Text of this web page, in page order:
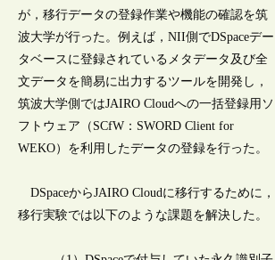
が，移行データの登録作業や機能の確認を筑
波大学が行った。例えば，NII側でDSpaceデー
タベースに登録されているメタデータ及び全
文データを簡易に出力するツールを開発し，
筑波大学側ではJAIRO Cloudへの一括登録用ソ
フトウェア（SCfW：SWORD Client for
WEKO）を利用したデータの登録を行った。
DSpaceからJAIRO Cloudに移行するために，
移行実験では以下のような課題を解決した。